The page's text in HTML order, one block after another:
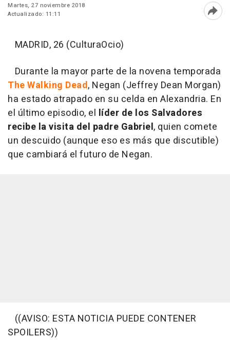
Martes, 27 noviembre 2018
Actualizado: 11:11
MADRID, 26 (CulturaOcio)
Durante la mayor parte de la novena temporada
The Walking Dead, Negan (Jeffrey Dean Morgan)
ha estado atrapado en su celda en Alexandria. En
el último episodio, el líder de los Salvadores
recibe la visita del padre Gabriel, quien comete
un descuido (aunque eso es más que discutible)
que cambiará el futuro de Negan.
((AVISO: ESTA NOTICIA PUEDE CONTENER
SPOILERS))